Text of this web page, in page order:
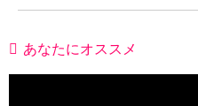
あなたにオススメ